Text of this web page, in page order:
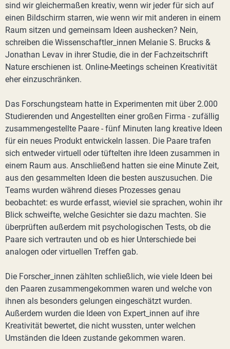
sind wir gleichermaßen kreativ, wenn wir jeder für sich auf
einen Bildschirm starren, wie wenn wir mit anderen in einem
Raum sitzen und gemeinsam Ideen aushecken? Nein,
schreiben die Wissenschaftler_innen Melanie S. Brucks &
Jonathan Levav in ihrer Studie, die in der Fachzeitschrift
Nature erschienen ist. Online-Meetings scheinen Kreativität
eher einzuschränken.
Das Forschungsteam hatte in Experimenten mit über 2.000
Studierenden und Angestellten einer großen Firma - zufällig
zusammengestellte Paare - fünf Minuten lang kreative Ideen
für ein neues Produkt entwickeln lassen. Die Paare trafen
sich entweder virtuell oder tüftelten ihre Ideen zusammen in
einem Raum aus. Anschließend hatten sie eine Minute Zeit,
aus den gesammelten Ideen die besten auszusuchen. Die
Teams wurden während dieses Prozesses genau
beobachtet: es wurde erfasst, wieviel sie sprachen, wohin ihr
Blick schweifte, welche Gesichter sie dazu machten. Sie
überprüften außerdem mit psychologischen Tests, ob die
Paare sich vertrauten und ob es hier Unterschiede bei
analogen oder virtuellen Treffen gab.
Die Forscher_innen zählten schließlich, wie viele Ideen bei
den Paaren zusammengekommen waren und welche von
ihnen als besonders gelungen eingeschätzt wurden.
Außerdem wurden die Ideen von Expert_innen auf ihre
Kreativität bewertet, die nicht wussten, unter welchen
Umständen die Ideen zustande gekommen waren.